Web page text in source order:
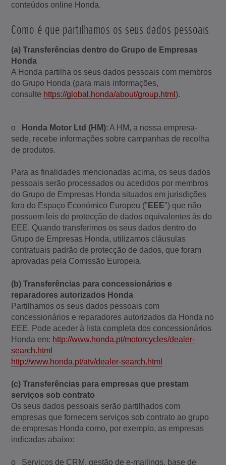
conteúdos online Honda.
Como é que partilhamos os seus dados pessoais
(a) Transferências dentro do Grupo de Empresas
Honda
A Honda partilha os seus dados pessoais com membros
do Grupo Honda (para mais informações,
consulte https://global.honda/about/group.html).
o Honda Motor Ltd (HM): A HM, a nossa empresa-
sede, recebe informações sobre campanhas de recolha
de produtos.
Para as finalidades mencionadas acima, os seus dados
pessoais serão processados ou acedidos por membros
do Grupo de Empresas Honda situados em jurisdições
fora do Espaço Económico Europeu (" EEE") que não
possuem leis de protecção de dados equivalentes às do
EEE. Quando transferimos os seus dados dentro do
Grupo de Empresas Honda, utilizamos cláusulas
contratuais padrão de protecção de dados, que foram
aprovadas pela Comissão Europeia.
(b) Transferências para concessionários e
reparadores autorizados Honda
Partilhamos os seus dados pessoais com
concessionários e reparadores autorizados da Honda no
EEE. Pode aceder à lista completa dos concessionários
Honda em: http://www.honda.pt/motorcycles/dealer-
search.html
http://www.honda.pt/atv/dealer-search.html
(c) Transferências para empresas que prestam
serviços sob contrato
Os seus dados pessoais serão partilhados com
empresas que fornecem serviços sob contrato ao grupo
de empresas Honda como, por exemplo, as empresas
indicadas abaixo:
o Serviços de CRM, gestão de e-mailings, base de